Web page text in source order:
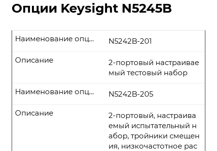
Опции Keysight N5245B
N5242B-201
Наименование опции
2-портовый настраивае
мый тестовый набор
Описание
N5242B-205
Наименование опции
2-портовый, настраива
емый испытательный н
абор, тройники смещен
ия, низкочастотное рас
Описание